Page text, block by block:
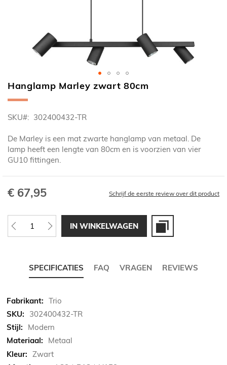
Ga
naar
begin
de
afbeeldingen-
gallerij
Hanglamp Marley zwart 80cm
SKU 302400432-TR
De Marley is een mat zwarte hanglamp van metaal. De
lamp heeft een lengte van 80cm en is voorzien van vier
GU10 fittingen.
€ 67,95 Schrijf de eerste review over dit product
IN WINKELWAGEN
SPECIFICATIES FAQ VRAGEN REVIEWS
Meer
informatie
Trio
302400432-TR
Modern
Metaal
Zwart